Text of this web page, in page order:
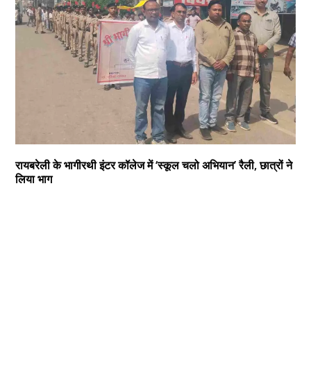
रायबरेली के भागीरथी इंटर कॉलेज में ‘स्कूल चलो अभियान’ रैली, छात्रों ने
लिया भाग